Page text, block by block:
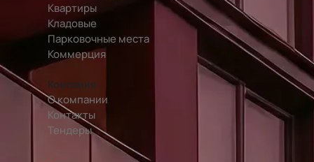
Квартиры
Кладовые
Парковочные места
Коммерция
Компания
О компании
Контакты
Тендеры